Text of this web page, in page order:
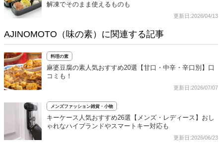
解凍でそのまま使えるものも
更新日:2026/04/13
AJINOMOTO（味の素）に関連する記事
料理の素
麻婆豆腐の素人気おすすめ20選【甘口・中辛・辛口別】口
コミも！
更新日:2026/07/07
メンズファッション雑貨・小物
キーケース人気おすすめ26選【メンズ・レディース】おし
ゃれなハイブランドやスマートキー対応も
更新日:2026/06/23